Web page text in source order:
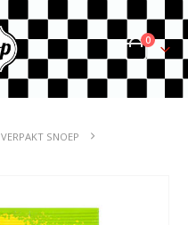
0
VERPAKT SNOEP